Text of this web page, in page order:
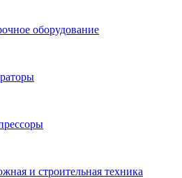
оборудование
и строительная техника